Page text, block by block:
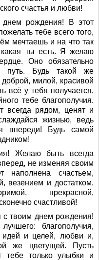
счастья и любви!
рождения! В этот
тебе всего того,
мечтаешь и на что так
какая ты есть. Я желаю
Оно обязательно
путь. Будь такой же
милой, красивой
всё у тебя получается,
тебе благополучия.
всегда рядом, ценят и
жизнью, ведь
впереди! Будь самой
Желаю быть всегда
не изменяя своим
наполнена счастьем,
везением и достатком.
прекрасной,
счастливой!
с твоим днем рождения!
благополучия,
идей и целей, любви и,
же цветущей. Пусть
только улыбки и